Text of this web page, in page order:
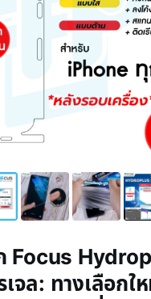
ก Focus
จล: ทางเลือกใ